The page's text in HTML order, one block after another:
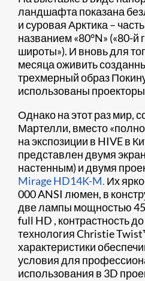
ландшафта показана
и суровая Арктика –
названием «80°N» («80-й
широты»). И вновь для
месяца оживить
трехмерный образ
использованы
Однако на этот раз мир,
Мартелли, вместо
на экспозиции в HIVE в
представлен двумя
настенным) и двумя
Mirage HD14K-M. Их
000 ANSI люмен, в
две лампы мощностью
full HD , контрастность
технология Christie
характеристики
условия для
использования в 3D